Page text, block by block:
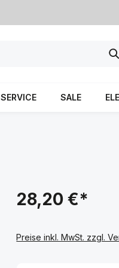
SERVICE SALE
28,20 €*
Preise inkl. MwSt. zzgl.